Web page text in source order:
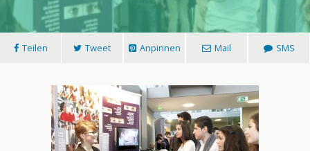
Teilen Tweet Anpinnen Mail SMS